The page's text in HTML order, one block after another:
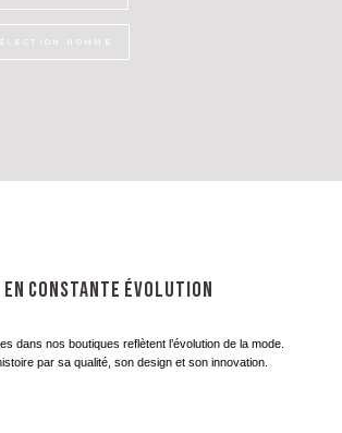
HOMME
constante évolution
dans nos boutiques reflètent l’évolution de la mode.
par sa qualité, son design et son innovation.